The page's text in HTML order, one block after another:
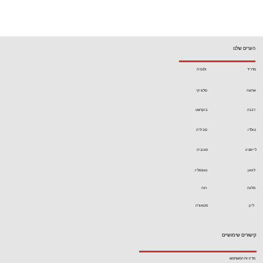
קישורים שימושיים
מדיניות המשתמש
הערים שלנו
סביליה
ולנסיה מדריד
סלוניקי אתונה
טולדו
בוקרשט
נאפפליו
ז'נבה
לוזאן
סגוביה
מלגה
לייפציג
מטאורה
וינה
ליון